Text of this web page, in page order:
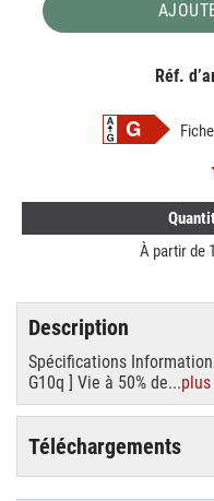
Réf.
À partir de
Description
Spécifications
G10q ] Vie à 50% de...plus
Téléchargements